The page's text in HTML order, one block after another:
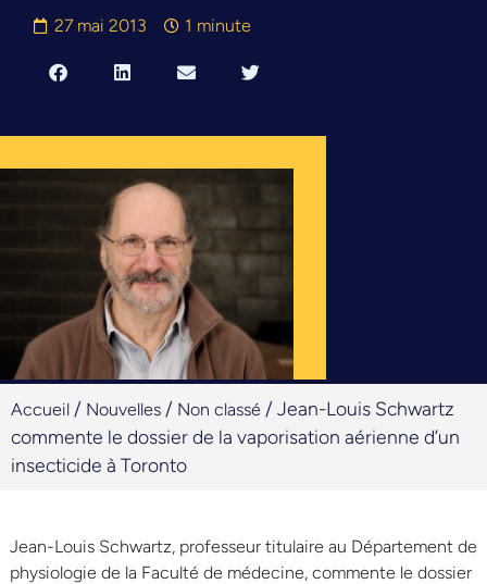
27 mai 2013 1 minute
Accueil / Nouvelles / Non classé / Jean-Louis Schwartz
commente le dossier de la vaporisation aérienne d’un
insecticide à Toronto
Jean-Louis Schwartz, professeur titulaire au Département de
physiologie de la Faculté de médecine, commente le dossier